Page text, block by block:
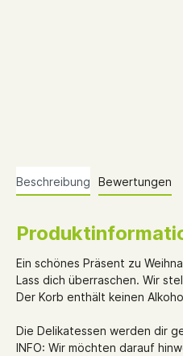
Beschreibung Bewertungen
Ein schönes Präsent zu
Lass dich überraschen. Wir
Der Korb enthält keinen
Die Delikatessen werden dir
INFO: Wir möchten darauf